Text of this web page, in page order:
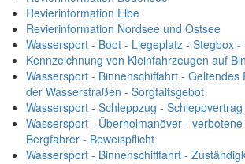
Revierinformation Elbe
Revierinformation Nordsee und Ostsee
Wassersport - Boot - Liegeplatz - Stegbox
Kennzeichnung von Kleinfahrzeugen auf
Wassersport - Binnenschiffahrt -
der Wasserstraßen - Sorgfaltsgebot
Wassersport - Schleppzug -
Wassersport - Überholmanöver -
Bergfahrer - Beweispflicht
Wassersport - Binnenschifffahrt -